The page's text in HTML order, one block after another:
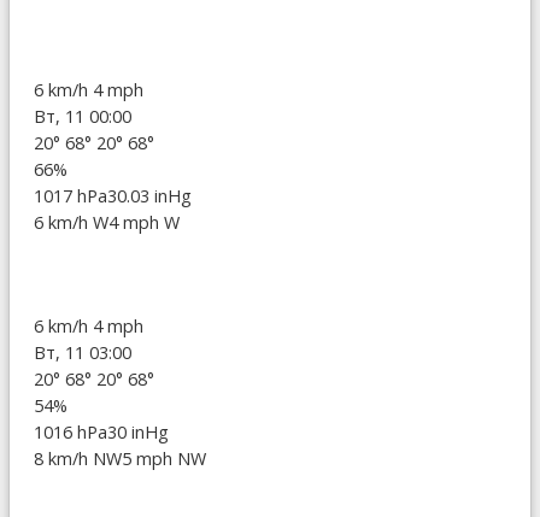
6 km/h 4 mph
Вт, 11 00:00
20° 68° 20° 68°
66%
1017 hPa30.03 inHg
6 km/h W4 mph W
6 km/h 4 mph
Вт, 11 03:00
20° 68° 20° 68°
54%
1016 hPa30 inHg
8 km/h NW5 mph NW